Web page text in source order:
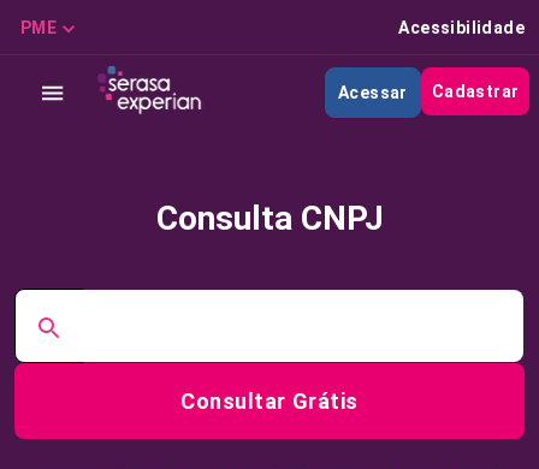
PME Acessibilidade
Acessar Cadastrar
Consulta CNPJ
Consultar Grátis